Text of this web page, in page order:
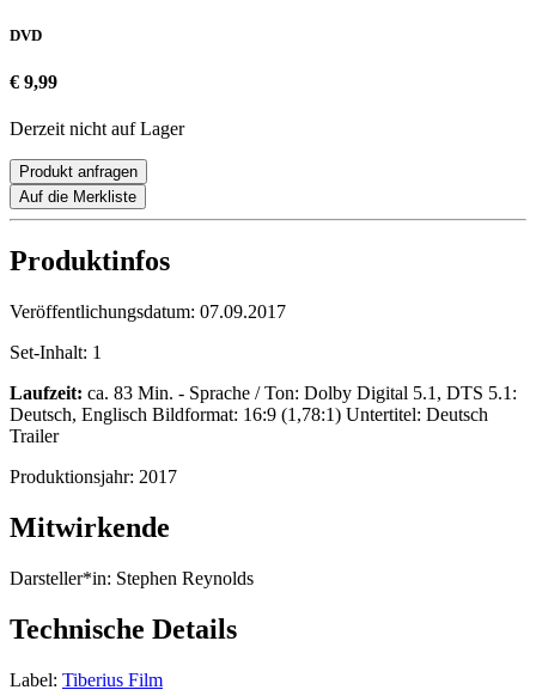
DVD
€ 9,99
Derzeit nicht auf Lager
Produkt anfragen
Auf die Merkliste
Produktinfos
Veröffentlichungsdatum: 07.09.2017
Set-Inhalt: 1
Laufzeit: ca. 83 Min. - Sprache / Ton: Dolby Digital 5.1, DTS 5.1:
Deutsch, Englisch Bildformat: 16:9 (1,78:1) Untertitel: Deutsch
Trailer
Produktionsjahr: 2017
Mitwirkende
Darsteller*in: Stephen Reynolds
Technische Details
Label: Tiberius Film